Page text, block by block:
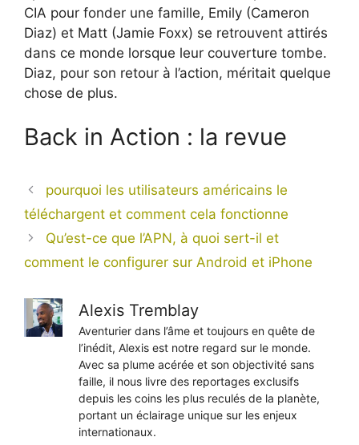
CIA pour fonder une famille, Emily (Cameron
Diaz) et Matt (Jamie Foxx) se retrouvent attirés
dans ce monde lorsque leur couverture tombe.
Diaz, pour son retour à l’action, méritait quelque
chose de plus.
Back in Action : la revue
pourquoi les utilisateurs américains le
téléchargent et comment cela fonctionne
Qu’est-ce que l’APN, à quoi sert-il et
comment le configurer sur Android et iPhone
Alexis Tremblay
Aventurier dans l’âme et toujours en quête de
l’inédit, Alexis est notre regard sur le monde.
Avec sa plume acérée et son objectivité sans
faille, il nous livre des reportages exclusifs
depuis les coins les plus reculés de la planète,
portant un éclairage unique sur les enjeux
internationaux.